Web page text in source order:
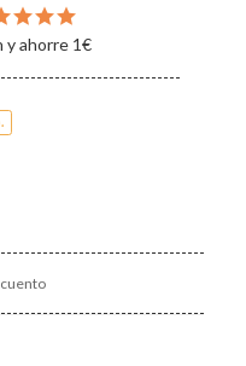
y ahorre 1€